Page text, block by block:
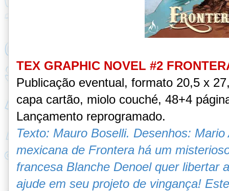
TEX GRAPHIC NOVEL #2
Publicação eventual, formato 20,5 x
capa cartão, miolo couché, 48+4
Lançamento reprogramado.
Texto: Mauro Boselli. Desenhos:
mexicana de Frontera há um
francesa Blanche Denoel quer libertar
ajude em seu projeto de vingança!